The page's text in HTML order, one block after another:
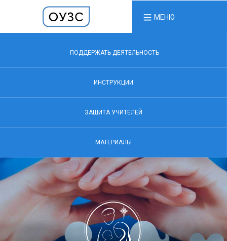
МЕНЮ
ПОДДЕРЖАТЬ ДЕЯТЕЛЬНОСТЬ
ИНСТРУКЦИИ
ЗАЩИТА УЧИТЕЛЕЙ
МАТЕРИАЛЫ